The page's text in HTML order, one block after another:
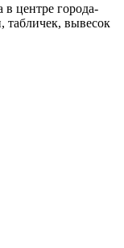
в центре города-
табличек, вывесок